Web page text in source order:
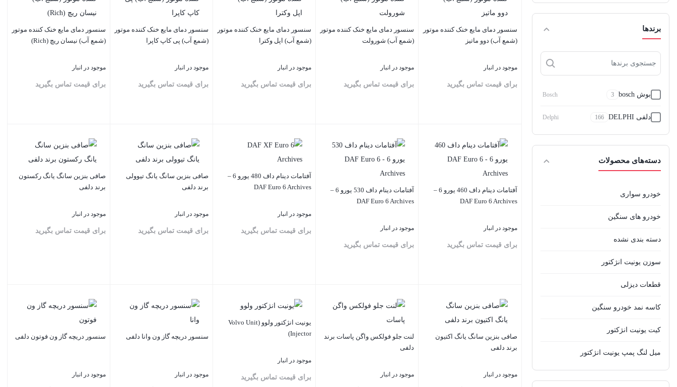
برندها
بوش bosch 3
Bosch
دلفی DELPHI 166
Delphi
دسته‌های محصولات
خودرو سواری
خودرو های سنگین
دسته بندی نشده
سوزن یونیت انژکتور
قطعات دیزلی
کاسه نمد خودرو سنگین
کیت یونیت انژکتور
میل لنگ پمپ یونیت انژکتور
سنسور دمای مایع خنک کننده موتور
(شمع آب) دوو ماتیز
موجود در انبار
برای قیمت تماس بگیرید
سنسور دمای مایع خنک کننده موتور
(شمع آب) شورولت
موجود در انبار
برای قیمت تماس بگیرید
سنسور دمای مایع خنک کننده موتور
(شمع آب) اپل وکترا
موجود در انبار
برای قیمت تماس بگیرید
سنسور دمای مایع خنک کننده موتور
(شمع آب) پی کاپ کاپرا
موجود در انبار
برای قیمت تماس بگیرید
سنسور دمای مایع خنک کننده موتور
(شمع آب) نیسان ریچ‌ (Rich)
موجود در انبار
برای قیمت تماس بگیرید
آفتامات دینام داف 460 یورو 6 –
DAF Euro 6 Archives
موجود در انبار
برای قیمت تماس بگیرید
آفتامات دینام داف 530 یورو 6 –
DAF Euro 6 Archives
موجود در انبار
برای قیمت تماس بگیرید
آفتامات دینام داف 480 یورو 6 –
DAF Euro 6 Archives
موجود در انبار
برای قیمت تماس بگیرید
صافی بنزین سانگ یانگ تیوولی
برند دلفی
موجود در انبار
برای قیمت تماس بگیرید
صافی بنزین سانگ یانگ رکستون
برند دلفی
موجود در انبار
برای قیمت تماس بگیرید
صافی بنزین سانگ یانگ اکتیون
برند دلفی
موجود در انبار
لنت جلو فولکس واگن پاسات برند
دلفی
موجود در انبار
یونیت انژکتور ولوو (Volvo Unit
Injector)
موجود در انبار
برای قیمت تماس بگیرید
سنسور دریچه گاز ون وانا دلفی
موجود در انبار
سنسور دریچه گاز ون فوتون دلفی
موجود در انبار